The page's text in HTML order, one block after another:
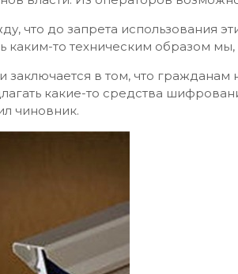
что до запрета использования
каким-то техническим образом
в том, что гражданам
какие-то средства
чиновник.